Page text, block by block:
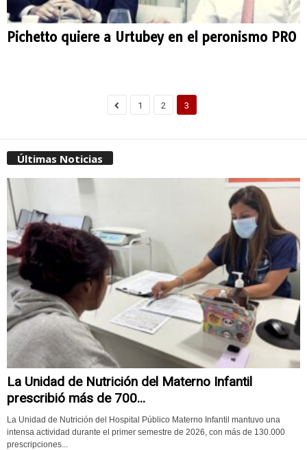
Pichetto quiere a Urtubey en el peronismo PRO
1 2 3
Últimas Noticias
La Unidad de Nutrición del Materno Infantil
prescribió más de 700...
La Unidad de Nutrición del Hospital Público Materno Infantil mantuvo una
intensa actividad durante el primer semestre de 2026, con más de 130.000
prescripciones...